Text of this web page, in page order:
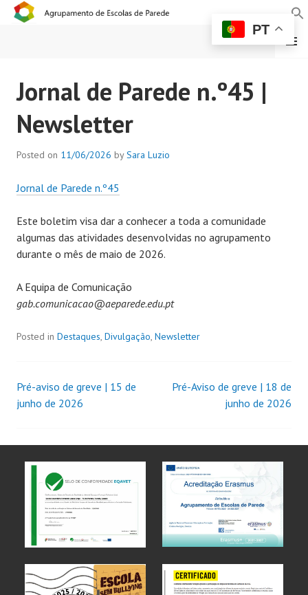
AGRUPAMENTO DE
ESCOLAS DE PAREDE
MENU
Jornal de Parede n.º45 |
Newsletter
Posted on 11/06/2026 bySara Luzio
Jornal de Parede n.º45
Este boletim visa dar a conhecer a toda a comunidade
algumas das atividades desenvolvidas no agrupamento
durante o mês de maio de 2026.
A Equipa de Comunicação
gab.comunicacao@aeparede.edu.pt
Posted in Destaques, Divulgação, Newsletter
Pré-aviso de greve | 15 de
junho de 2026
Pré-Aviso de greve | 18 de
junho de 2026
PT